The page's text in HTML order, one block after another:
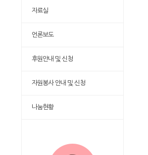
자료실
언론보도
후원안내 및 신청
자원봉사 안내 및 신청
나눔현황